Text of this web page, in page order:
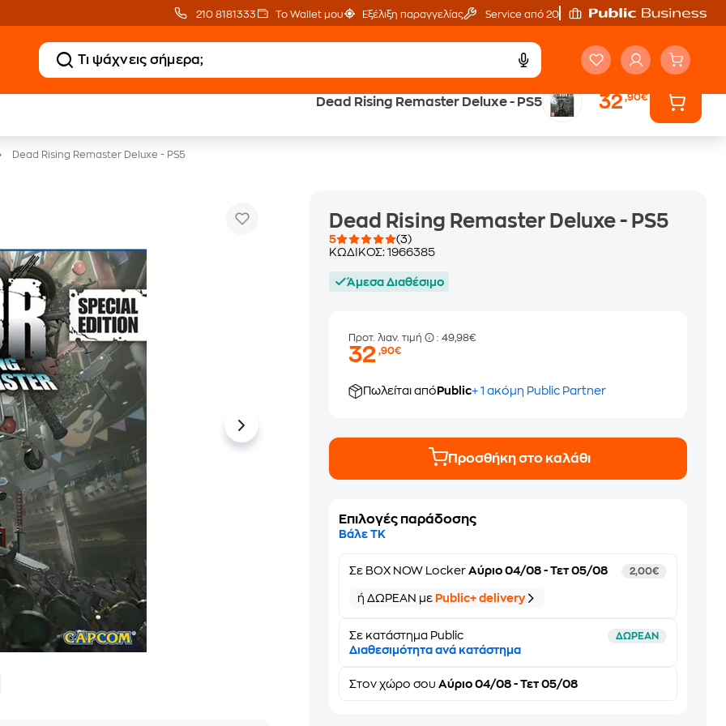
210 8181333 Το Wallet μου Εξέλιξη παραγγελίας Service από 20'
Dead Rising Remaster Deluxe - PS5 32,90€
Δωρεάν BoxNow Άτοκες Δόσεις
Dead Rising Remaster Deluxe - PS5
Dead Rising Remaster Deluxe - PS5
5
(3)
ΚΩΔΙΚΟΣ:1966385
Άμεσα Διαθέσιμο
Προτ. λιαν. τιμή : 49,98€
32,90€
Πωλείται από Public+ 1 ακόμη Public Partner
Προσθήκη στο καλάθι
Επιλογές παράδοσης
Βάλε ΤΚ
Σε BOX NOW Locker Αύριο 04/08 - Τετ 05/08 2,00€
ή ΔΩΡΕΑΝ με Public+ delivery
Σε κατάστημα Public ΔΩΡΕΑΝ
Διαθεσιμότητα ανά κατάστημα
Στονχώρο σου Αύριο 04/08 - Τετ 05/08